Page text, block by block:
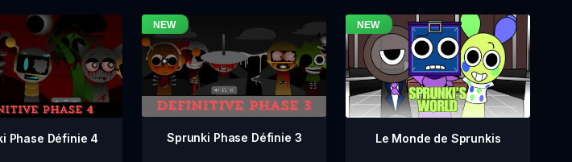
Phase Définie 4 Sprunki Phase Définie 3 Le Monde de Sprunkis